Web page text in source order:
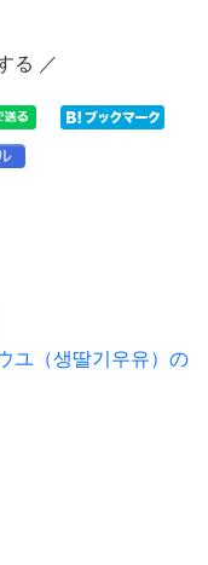
る ／
ユ（생딸기우유）の